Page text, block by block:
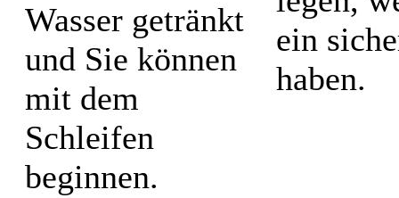
Wasser getränkt
und Sie können
mit dem
Schleifen
beginnen.
ein
haben.